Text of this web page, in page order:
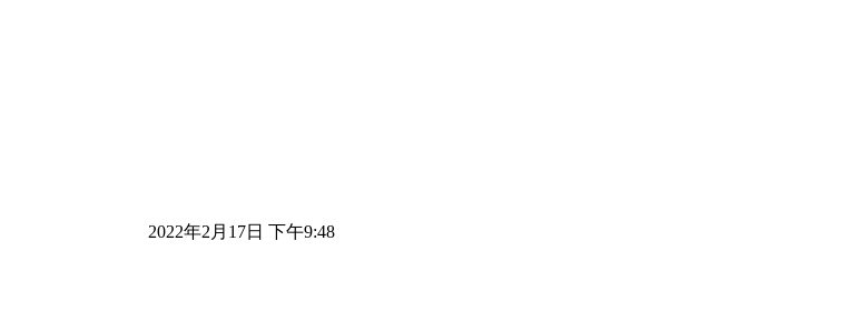
2022年2月17日 下午9:48